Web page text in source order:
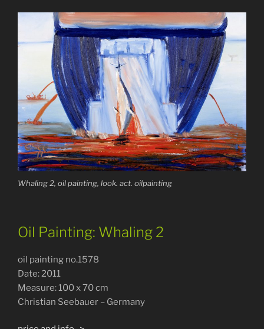
Whaling 2, oil painting, look. act. oilpainting
Oil Painting: Whaling 2
oil painting no.1578
Date: 2011
Measure: 100 x 70 cm
Christian Seebauer – Germany